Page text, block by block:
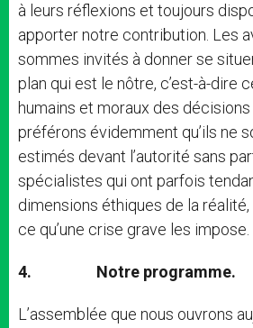
à leurs réflexions et toujours
apporter notre contribution. Les
sommes invités à donner se
plan qui est le nôtre, c’est-à-dire
humains et moraux des
préférons évidemment qu’ils ne
estimés devant l’autorité sans
spécialistes qui ont parfois
dimensions éthiques de la réalité,
ce qu’une crise grave les impose.
4. Notre programme.
L’assemblée que nous ouvrons